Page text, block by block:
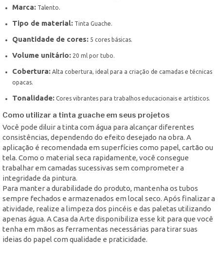
Marca: Talento.
Tipo de material: Tinta Guache.
Quantidade de cores: 5 cores básicas.
Volume unitário: 20 ml por tubo.
Cobertura: Alta cobertura, ideal para a criação de camadas e técnicas
opacas.
Tonalidade: Cores vibrantes para trabalhos educacionais e artísticos.
Como utilizar a tinta guache em seus projetos
Você pode diluir a tinta com água para alcançar diferentes
consistências, dependendo do efeito desejado na obra. A
aplicação é recomendada em superfícies como papel, cartão ou
tela. Como o material seca rapidamente, você consegue
trabalhar em camadas sucessivas sem comprometer a
integridade da pintura.
Para manter a durabilidade do produto, mantenha os tubos
sempre fechados e armazenados em local seco. Após finalizar a
atividade, realize a limpeza dos pincéis e das paletas utilizando
apenas água. A Casa da Arte disponibiliza esse kit para que você
tenha em mãos as ferramentas necessárias para tirar suas
ideias do papel com qualidade e praticidade.